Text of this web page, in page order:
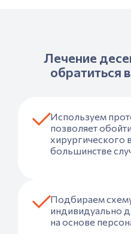
Лечение
обратиться
Используем
позволяет
хирургического
большинстве
Подбираем
индивидуально
на основе